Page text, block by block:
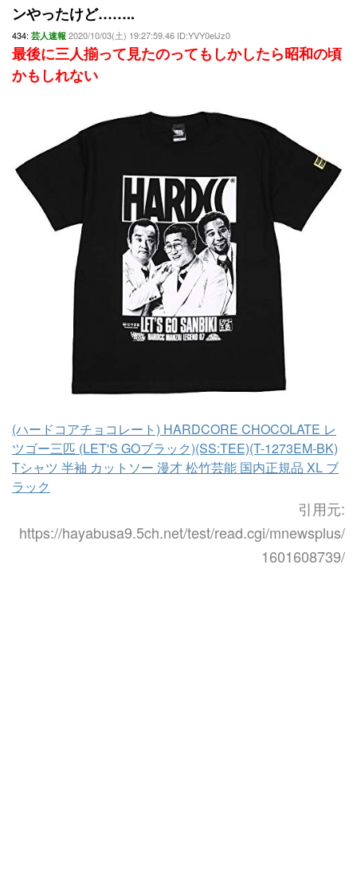
ンやったけど……..
434: 芸人速報 2020/10/03(土) 19:27:59.46 ID:YVY0elJz0
最後に三人揃って見たのってもしかしたら昭和の頃
かもしれない
(ハードコアチョコレート) HARDCORE CHOCOLATE レ
ツゴー三匹 (LET'S GOブラック)(SS:TEE)(T-1273EM-BK)
Tシャツ 半袖 カットソー 漫才 松竹芸能 国内正規品 XL ブ
ラック
引用元:
https://hayabusa9.5ch.net/test/read.cgi/mnewsplus/
1601608739/